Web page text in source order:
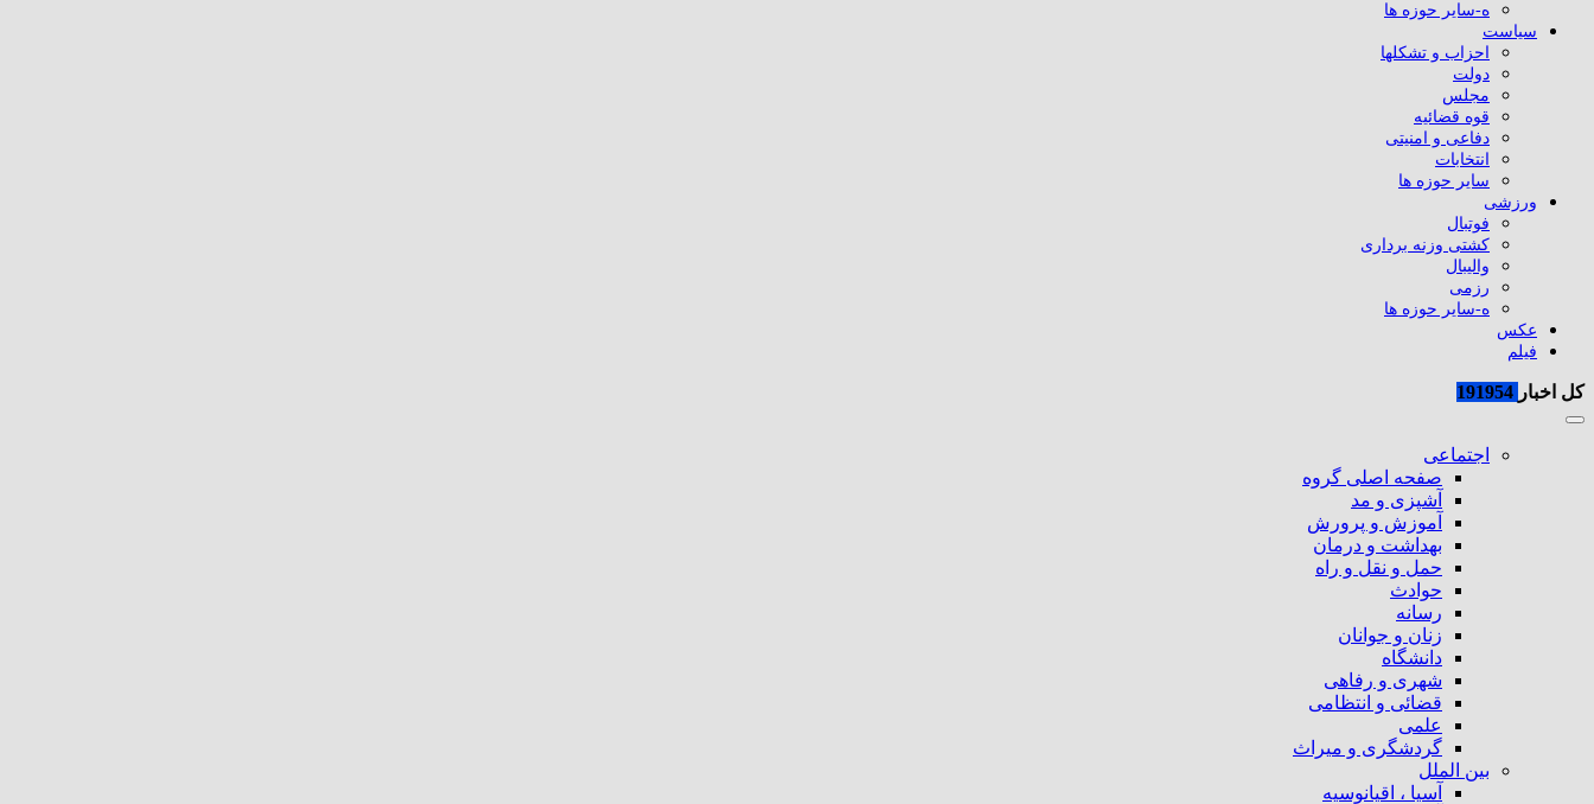
ه-سایر حوزه ها
سیاست
احزاب و تشکلها
دولت
مجلس
قوه قضائیه
دفاعی و امنیتی
انتخابات
سایر حوزه ها
ورزشی
فوتبال
کشتی وزنه برداری
والیبال
رزمی
ه-سایر حوزه ها
عکس
فیلم
کل اخبار
اجتماعی
صفحه اصلی گروه
آشپزی و مد
آموزش و پرورش
بهداشت و درمان
حمل و نقل و راه
حوادث
رسانه
زنان و جوانان
دانشگاه
شهری و رفاهی
قضائی و انتظامی
علمی
گردشگری و میراث
بین الملل
آسیا ، اقیانوسیه